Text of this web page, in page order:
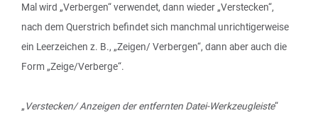
Mal wird „Verbergen“ verwendet, dann wieder „Verstecken“,
nach dem Querstrich befindet sich manchmal unrichtigerweise
ein Leerzeichen z. B., „Zeigen/ Verbergen“, dann aber auch die
Form „Zeige/Verberge“.
„Verstecken/ Anzeigen der entfernten Datei-Werkzeugleiste“